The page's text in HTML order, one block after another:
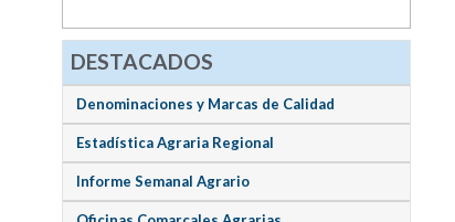
DESTACADOS
Denominaciones y Marcas de Calidad
Estadística Agraria Regional
Informe Semanal Agrario